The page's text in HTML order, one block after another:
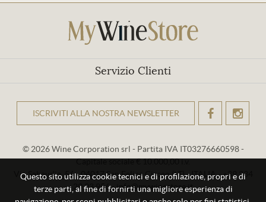
Servizio Clienti
Questo sito utilizza cookie tecnici e di profilazione, propri e di
terze parti, al fine di fornirti una migliore esperienza di
ISCRIVITI ALLA NOSTRA NEWSLETTEROK
© 2026 Wine Corporation srl - Partita IVA IT03276660598 -
Capitale sociale € 10.000,00 i.v.
Via Sabaudia, 56 - 04017 San Felice Circeo (LT) - ITALIA - +39 334
29 93 956 - info@mywinestore.it